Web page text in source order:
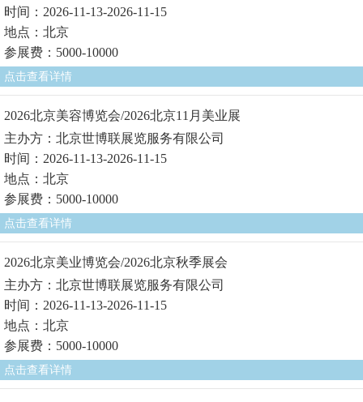
时间：2026-11-13-2026-11-15
地点：北京
参展费：5000-10000
点击查看详情
2026北京美容博览会/2026北京11月美业展
主办方：北京世博联展览服务有限公司
时间：2026-11-13-2026-11-15
地点：北京
参展费：5000-10000
点击查看详情
2026北京美业博览会/2026北京秋季展会
主办方：北京世博联展览服务有限公司
时间：2026-11-13-2026-11-15
地点：北京
参展费：5000-10000
点击查看详情